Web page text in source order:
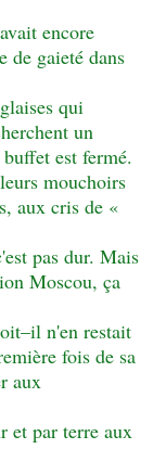
encore
de gaieté dans
qui
un
est fermé.
mouchoirs
aux cris de «
pas dur. Mais
Moscou, ça
n'en restait
fois de sa
aux
et par terre aux